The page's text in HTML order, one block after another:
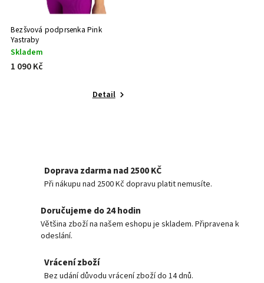
Bezšvová podprsenka Pink
Yastraby
Skladem
1 090 Kč
Detail
Doprava zdarma nad 2500 KČ
Při nákupu nad 2500 Kč dopravu platit nemusíte.
Doručujeme do 24 hodin
Většina zboží na našem eshopu je skladem. Připravena k
odeslání.
Vrácení zboží
Bez udání důvodu vrácení zboží do 14 dnů.